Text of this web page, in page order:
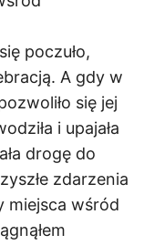
poczuło,
A gdy w
się jej
i upajała
drogę do
zdarzenia
miejsca wśród